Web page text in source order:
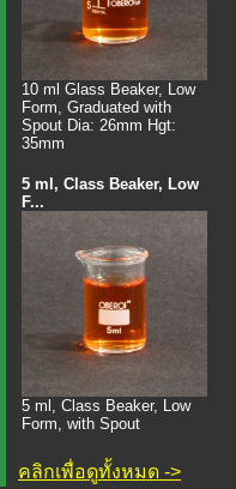
10 ml Glass Beaker, Low
Form, Graduated with
Spout Dia: 26mm Hgt:
35mm
5 ml, Class Beaker, Low
F...
5 ml, Class Beaker, Low
Form, with Spout
คลิกเพื่อดูทั้งหมด ->